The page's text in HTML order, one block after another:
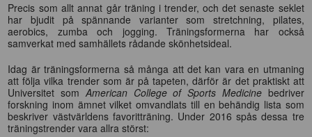
Precis som allt annat går träning i trender, och det senaste seklet
har bjudit på spännande varianter som stretchning, pilates,
aerobics, zumba och jogging. Träningsformerna har också
samverkat med samhällets rådande skönhetsideal.
Idag är träningsformerna så många att det kan vara en utmaning
att följa vilka trender som är på tapeten, därför är det praktiskt att
Universitet somAmerican College of Sports Medicine bedriver
forskning inom ämnet vilket omvandlats till en behändig lista som
beskriver västvärldens favoritträning. Under 2016spås dessa tre
träningstrender vara allra störst: